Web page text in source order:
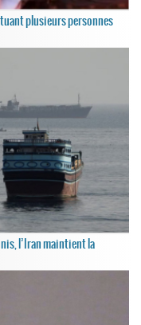
tuant plusieurs personnes
l’Iran maintient la